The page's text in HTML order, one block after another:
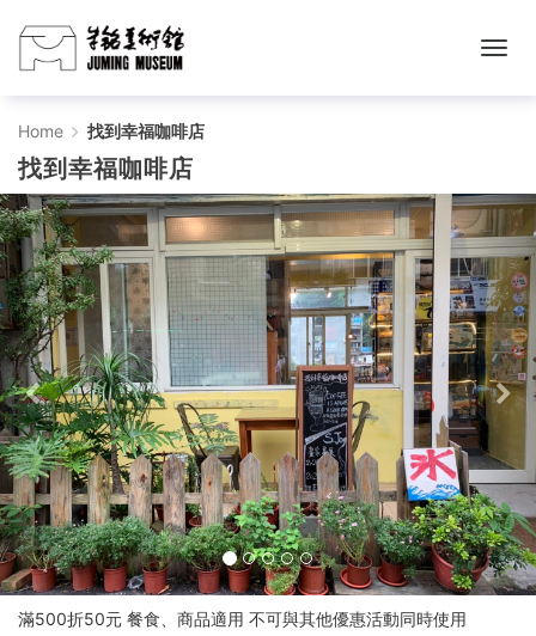
找
到
幸
福
咖
啡
店
-
주
밍
미
Home 找到幸福咖啡店
找到幸福咖啡店
滿500折50元 餐食、商品適用 不可與其他優惠活動同時使用